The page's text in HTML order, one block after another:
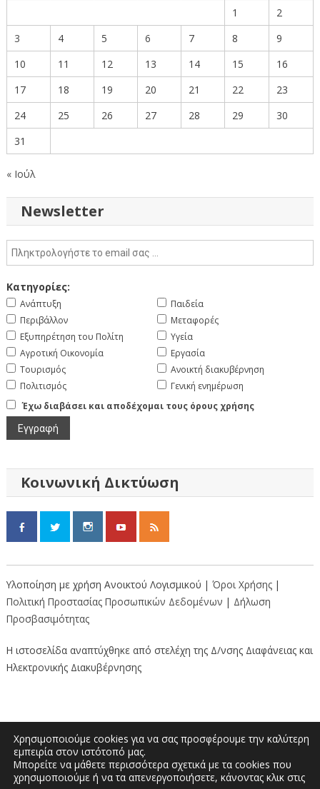
1
2
3
4 5 6 7 8
9
10
11 12 13 14 15
16
17
18 19 20 21 22
23
24
25 26 27 28 29
30
31
« Ιούλ
Newsletter
Κατηγορίες:
Ανάπτυξη
Περιβάλλον
Εξυπηρέτηση του Πολίτη
Αγροτική Οικονομία
Τουρισμός
Πολιτισμός
Παιδεία
Μεταφορές
Υγεία
Εργασία
Ανοικτή διακυβέρνηση
Γενική ενημέρωση
Έχω διαβάσει και αποδέχομαι τους όρους χρήσης
Κοινωνική Δικτύωση
Υλοποίηση με χρήση Ανοικτού Λογισμικού | Όροι Χρήσης |
Πολιτική Προστασίας Προσωπικών Δεδομένων | Δήλωση
Προσβασιμότητας
Η ιστοσελίδα αναπτύχθηκε από στελέχη της Δ/νσης Διαφάνειας και
Ηλεκτρονικής Διακυβέρνησης
Διοικητήριο “Κώστας Ταλιαδούρης” |
Χρησιμοποιούμε cookies για να σας προσφέρουμε την καλύτερη
εμπειρία στον ιστότοπό μας.
Μπορείτε να μάθετε περισσότερα σχετικά με τα cookies που
χρησιμοποιούμε ή να τα απενεργοποιήσετε, κάνοντας κλικ στις